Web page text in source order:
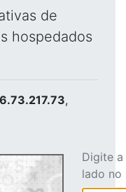
de
hospedados
,
Digite
lado no